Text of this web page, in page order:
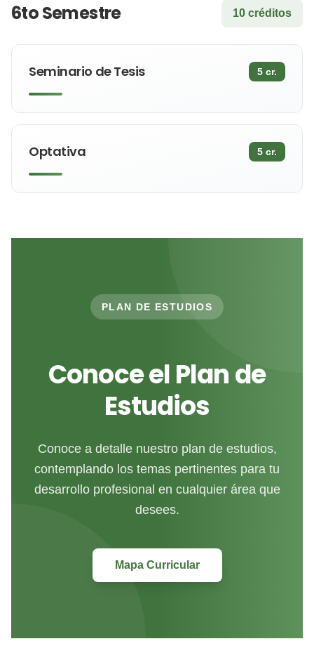
6to Semestre 10 créditos
Seminario de Tesis 5 cr.
Optativa 5 cr.
PLAN DE ESTUDIOS
Conoce el Plan de
Estudios
Conoce a detalle nuestro plan de estudios,
contemplando los temas pertinentes para tu
desarrollo profesional en cualquier área que
desees.
Mapa Curricular